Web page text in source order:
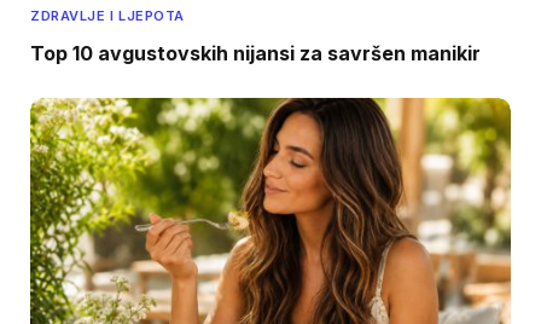
ZDRAVLJE I LJEPOTA
Top 10 avgustovskih nijansi za savršen manikir